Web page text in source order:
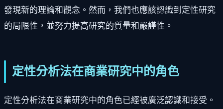
發現新的理論和觀念。然而，我們也應該認識到定性研究
的局限性，並努力提高研究的質量和嚴謹性。
定性分析法在商業研究中的角色
定性分析法在商業研究中的角色已經被廣泛認識和接受。